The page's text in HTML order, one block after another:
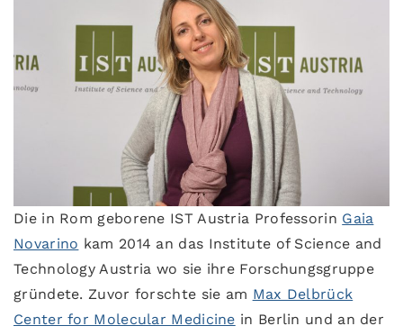
Die in Rom geborene IST Austria Professorin Gaia
Novarino kam 2014 an das Institute of Science and
Technology Austria wo sie ihre Forschungsgruppe
gründete. Zuvor forschte sie am Max Delbrück
Center for Molecular Medicine in Berlin und an der